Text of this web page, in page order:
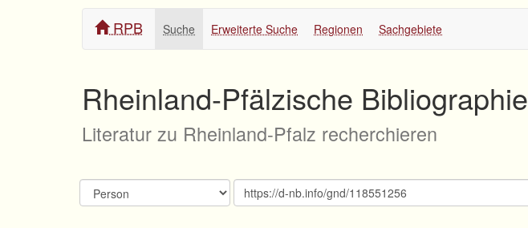
RPB Suche Erweiterte Suche Regionen Sachgebiete
Rheinland-Pfälzische Bibliographie
Literatur zu Rheinland-Pfalz recherchieren